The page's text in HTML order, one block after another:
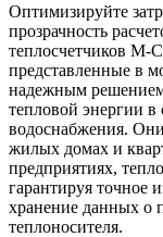
Оптимизируйте
прозрачность
теплосчетчиков
представленные в
надежным решением
тепловой энергии в
водоснабжения.
жилых домах и
предприятиях,
гарантируя точное
хранение данных о
теплоносителя.